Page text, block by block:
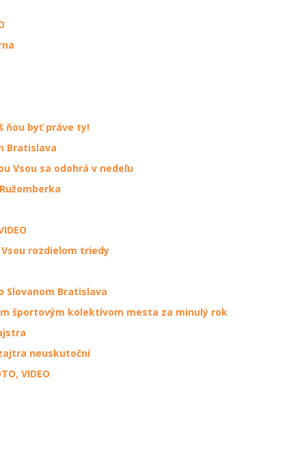
ňou byť práve ty!
Bratislava
Vsou sa odohrá v nedeľu
rozdielom triedy
Slovanom Bratislava
športovým kolektívom mesta za minulý rok
neuskutoční
VIDEO